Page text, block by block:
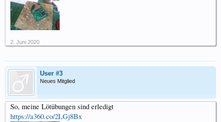
2. Juni 2020
User #3
Neues Mitglied
So, meine Lötübungen sind erledigt
https://a360.co/2LGj8Bx